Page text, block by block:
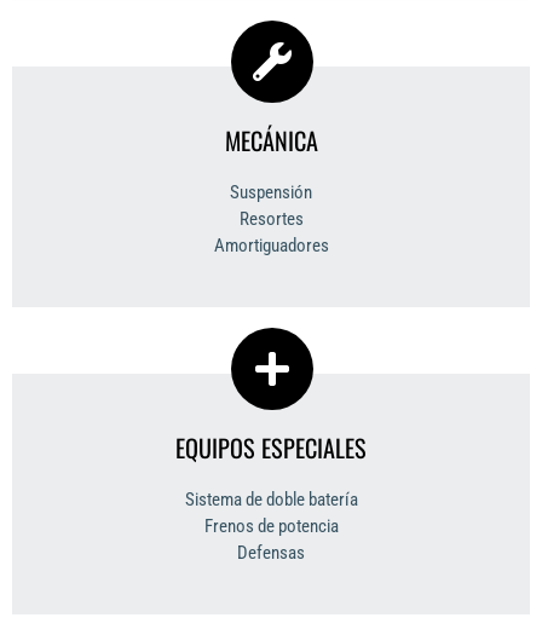
MECÁNICA
Suspensión
Resortes
Amortiguadores
EQUIPOS ESPECIALES
Sistema de doble batería
Frenos de potencia
Defensas